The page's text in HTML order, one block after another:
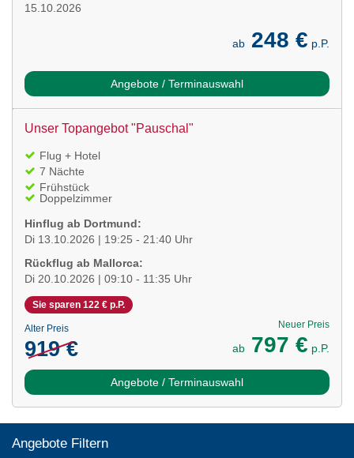
15.10.2026
ab 248 € p.P.
Angebote / Terminauswahl
Unser Topangebot "Pauschal"
Flug + Hotel
7 Nächte
Frühstück
Doppelzimmer
Hinflug ab Dortmund:
Di 13.10.2026 | 19:25 - 21:40 Uhr
Rückflug ab Mallorca:
Di 20.10.2026 | 09:10 - 11:35 Uhr
Sie sparen 122 € p.P.
Alter Preis
919 €
Neuer Preis
ab 797 € p.P.
Angebote / Terminauswahl
Angebote Filtern